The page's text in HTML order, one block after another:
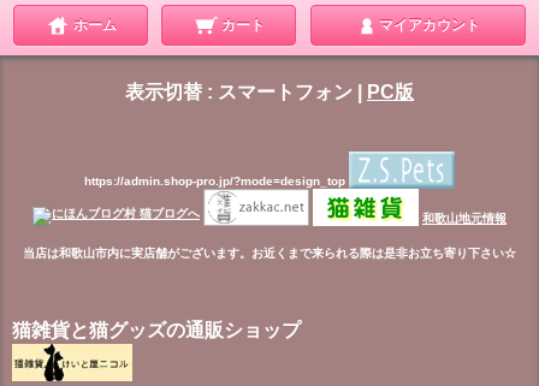
ホーム カート マイアカウント
表示切替 : スマートフォン PC版
https://admin.shop-pro.jp/?mode=design_top
和歌山地元情報
当店は和歌山市内に実店舗がございます。お近くまで来られる際は是非お立ち寄り下さい☆
猫雑貨と猫グッズの通販ショップ